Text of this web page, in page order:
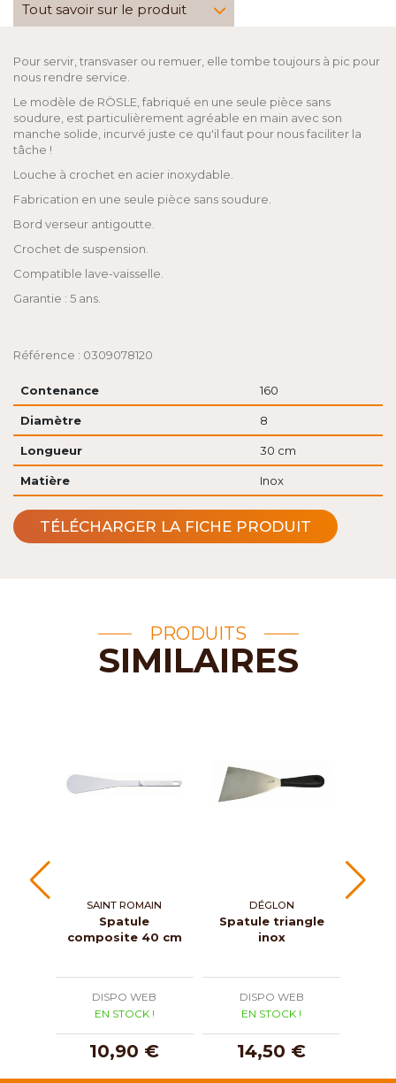
Tout savoir sur le produit
Pour servir, transvaser ou remuer, elle tombe toujours à pic pour
nous rendre service.
Le modèle de RÖSLE, fabriqué en une seule pièce sans
soudure, est particulièrement agréable en main avec son
manche solide, incurvé juste ce qu'il faut pour nous faciliter la
tâche !
Louche à crochet en acier inoxydable.
Fabrication en une seule pièce sans soudure.
Bord verseur antigoutte.
Crochet de suspension.
Compatible lave-vaisselle.
Garantie : 5 ans.
Référence : 0309078120
Contenance 160
Diamètre 8
Longueur 30 cm
Matière Inox
TÉLÉCHARGER LA FICHE PRODUIT
PRODUITS
SIMILAIRES
SAINT ROMAIN
Spatule
composite 40 cm
DISPO WEB
EN STOCK !
10,90 €
DÉGLON
Spatule triangle
inox
DISPO WEB
EN STOCK !
14,50 €